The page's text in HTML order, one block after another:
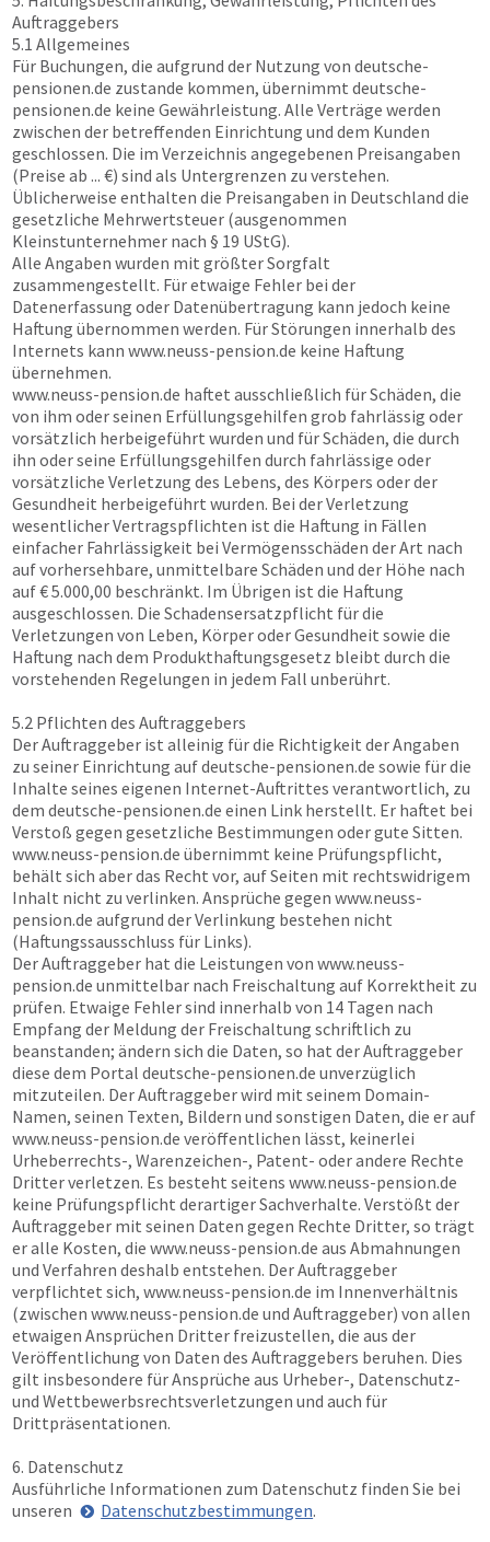
Auftraggebers
5.1 Allgemeines
Für Buchungen, die aufgrund der Nutzung von deutsche-
pensionen.de zustande kommen, übernimmt deutsche-
pensionen.de keine Gewährleistung. Alle Verträge werden
zwischen der betreffenden Einrichtung und dem Kunden
geschlossen. Die im Verzeichnis angegebenen Preisangaben
(Preise ab ... €) sind als Untergrenzen zu verstehen.
Üblicherweise enthalten die Preisangaben in Deutschland die
gesetzliche Mehrwertsteuer (ausgenommen
Kleinstunternehmer nach § 19 UStG).
Alle Angaben wurden mit größter Sorgfalt
zusammengestellt. Für etwaige Fehler bei der
Datenerfassung oder Datenübertragung kann jedoch keine
Haftung übernommen werden. Für Störungen innerhalb des
Internets kann www.neuss-pension.de keine Haftung
übernehmen.
www.neuss-pension.de haftet ausschließlich für Schäden, die
von ihm oder seinen Erfüllungsgehilfen grob fahrlässig oder
vorsätzlich herbeigeführt wurden und für Schäden, die durch
ihn oder seine Erfüllungsgehilfen durch fahrlässige oder
vorsätzliche Verletzung des Lebens, des Körpers oder der
Gesundheit herbeigeführt wurden. Bei der Verletzung
wesentlicher Vertragspflichten ist die Haftung in Fällen
einfacher Fahrlässigkeit bei Vermögensschäden der Art nach
auf vorhersehbare, unmittelbare Schäden und der Höhe nach
auf € 5.000,00 beschränkt. Im Übrigen ist die Haftung
ausgeschlossen. Die Schadensersatzpflicht für die
Verletzungen von Leben, Körper oder Gesundheit sowie die
Haftung nach dem Produkthaftungsgesetz bleibt durch die
vorstehenden Regelungen in jedem Fall unberührt.
5.2 Pflichten des Auftraggebers
Der Auftraggeber ist alleinig für die Richtigkeit der Angaben
zu seiner Einrichtung aufdeutsche-pensionen.de sowie für die
Inhalte seines eigenen Internet-Auftrittes verantwortlich, zu
dem deutsche-pensionen.de einen Link herstellt. Er haftet bei
Verstoß gegen gesetzliche Bestimmungen oder gute Sitten.
www.neuss-pension.de übernimmt keine Prüfungspflicht,
behält sich aber das Recht vor, auf Seiten mit rechtswidrigem
Inhalt nicht zu verlinken. Ansprüche gegen www.neuss-
pension.de aufgrund der Verlinkung bestehen nicht
(Haftungssausschluss für Links).
Der Auftraggeber hat die Leistungen von www.neuss-
pension.de unmittelbar nach Freischaltung auf Korrektheit zu
prüfen. Etwaige Fehler sind innerhalb von 14 Tagen nach
Empfang der Meldung der Freischaltung schriftlich zu
beanstanden; ändern sich die Daten, so hat der Auftraggeber
diese dem Portal deutsche-pensionen.de unverzüglich
mitzuteilen. Der Auftraggeber wird mit seinem Domain-
Namen, seinen Texten, Bildern und sonstigen Daten, die er auf
www.neuss-pension.de veröffentlichen lässt, keinerlei
Urheberrechts-, Warenzeichen-, Patent- oder andere Rechte
Dritter verletzen. Es besteht seitens www.neuss-pension.de
keine Prüfungspflicht derartiger Sachverhalte. Verstößt der
Auftraggeber mit seinen Daten gegen Rechte Dritter, so trägt
er alle Kosten, die www.neuss-pension.de aus Abmahnungen
und Verfahren deshalb entstehen. Der Auftraggeber
verpflichtet sich, www.neuss-pension.de im Innenverhältnis
(zwischen www.neuss-pension.de und Auftraggeber) von allen
etwaigen Ansprüchen Dritter freizustellen, die aus der
Veröffentlichung von Daten des Auftraggebers beruhen. Dies
gilt insbesondere für Ansprüche aus Urheber-, Datenschutz-
und Wettbewerbsrechtsverletzungen und auch für
Drittpräsentationen.
6. Datenschutz
Ausführliche Informationen zum Datenschutz finden Sie bei
unseren
Datenschutzbestimmungen.